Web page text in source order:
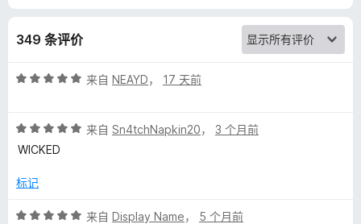
u
e
P
l
e
349 条评价
评
/
5
来自 NEAYD， 17 天前
评
分
/
来自 Sn4tchNapkin20， 3 个月前
WICKED
标记
评
来自 Display Name， 5 个月前